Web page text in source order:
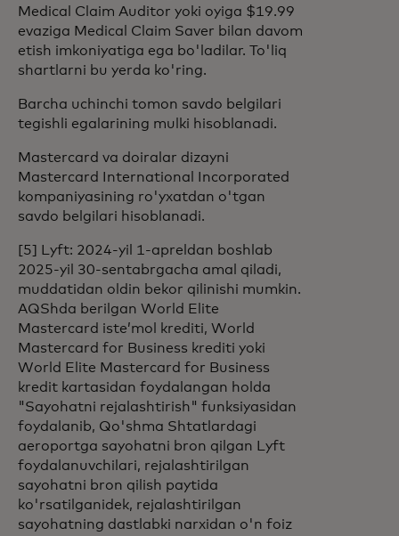
Medical Claim Auditor yoki oyiga $19.99
evaziga Medical Claim Saver bilan davom
etish imkoniyatiga ega bo'ladilar. To'liq
shartlarni bu yerda ko'ring.
Barcha uchinchi tomon savdo belgilari
tegishli egalarining mulki hisoblanadi.
Mastercard va doiralar dizayni
Mastercard International Incorporated
kompaniyasining ro'yxatdan o'tgan
savdo belgilari hisoblanadi.
[5] Lyft: 2024-yil 1-apreldan boshlab
2025-yil 30-sentabrgacha amal qiladi,
muddatidan oldin bekor qilinishi mumkin.
AQShda berilgan World Elite
Mastercard isteʼmol krediti, World
Mastercard for Business krediti yoki
World Elite Mastercard for Business
kredit kartasidan foydalangan holda
"Sayohatni rejalashtirish" funksiyasidan
foydalanib, Qo'shma Shtatlardagi
aeroportga sayohatni bron qilgan Lyft
foydalanuvchilari, rejalashtirilgan
sayohatni bron qilish paytida
ko'rsatilganidek, rejalashtirilgan
sayohatning dastlabki narxidan o'n foiz